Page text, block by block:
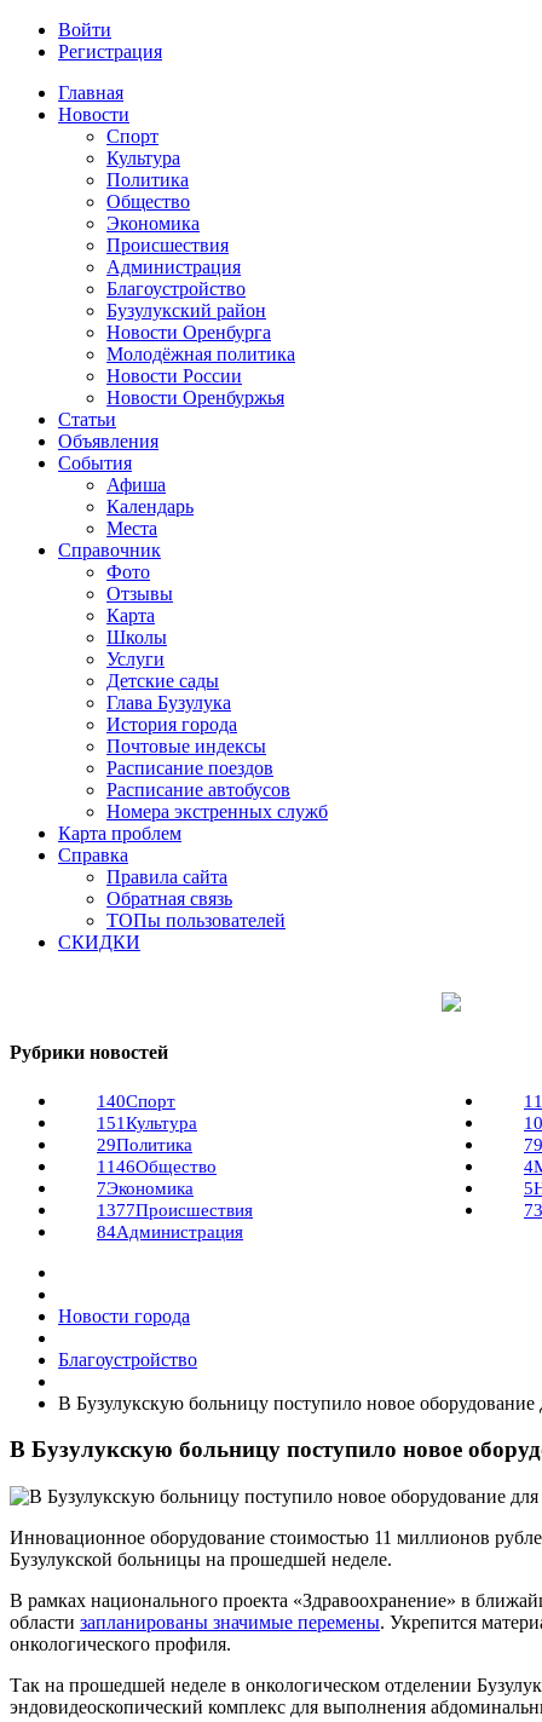
Войти
Регистрация
Главная
Новости
Спорт
Культура
Политика
Общество
Экономика
Происшествия
Администрация
Благоустройство
Бузулукский район
Новости Оренбурга
Молодёжная политика
Новости России
Новости Оренбуржья
Статьи
Объявления
События
Афиша
Календарь
Места
Справочник
Фото
Отзывы
Карта
Школы
Услуги
Детские сады
Глава Бузулука
История города
Почтовые индексы
Расписание поездов
Расписание автобусов
Номера экстренных служб
Карта проблем
Справка
Правила сайта
Обратная связь
ТОПы пользователей
СКИДКИ
Рубрики новостей
140Спорт
151Культура
29Политика
1146Общество
7Экономика
1377Происшествия
84Администрация
79
4
5
Новости города
Благоустройство
В Бузулукскую больницу поступило новое оборудование
В Бузулукскую больницу поступило новое
Инновационное оборудование стоимостью 11 миллионов
Бузулукской больницы на прошедшей неделе.
В рамках национального проекта «Здравоохранение» в
области запланированы значимые перемены. Укрепится
онкологического профиля.
Так на прошедшей неделе в онкологическом отделении
эндовидеоскопический комплекс для выполнения